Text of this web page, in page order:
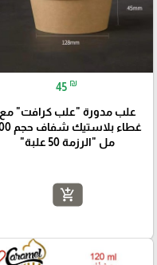
45 ₪
علب مدورة "علب كرافت" مع
غطاء بلاستيك
مل "الرزمة 50 علبة"
add_shopping_cart